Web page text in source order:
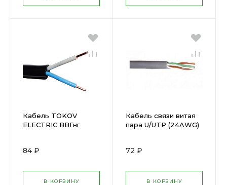
Кабель TOKOV
ELECTRIC ВВГнг
84 ₽
В КОРЗИНУ
Кабель связи витая
пара U/UTP (24AWG)
72 ₽
В КОРЗИНУ